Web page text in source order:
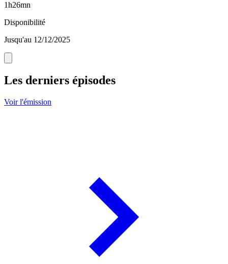
1h26mn
Disponibilité
Jusqu'au 12/12/2025
Les derniers épisodes
Voir l'émission